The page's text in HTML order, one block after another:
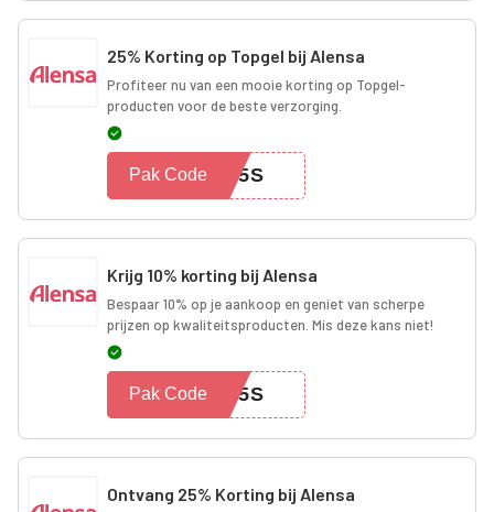
25% Korting op Topgel bij Alensa
Profiteer nu van een mooie korting op Topgel-
producten voor de beste verzorging.
L25S
Pak Code
Krijg 10% korting bij Alensa
Bespaar 10% op je aankoop en geniet van scherpe
prijzen op kwaliteitsproducten. Mis deze kans niet!
Y25S
Pak Code
Ontvang 25% Korting bij Alensa